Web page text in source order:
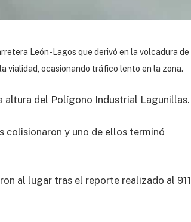
León-Lagos que derivó en la volcadura de
vialidad, ocasionando tráfico lento en la zona.
altura del Polígono Industrial Lagunillas.
colisionaron y uno de ellos terminó
al lugar tras el reporte realizado al 911